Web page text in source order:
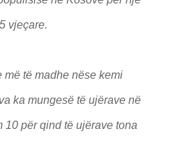
vjeçare.
më të madhe nëse kemi
ka mungesë të ujërave në
10 për qind të ujërave tona